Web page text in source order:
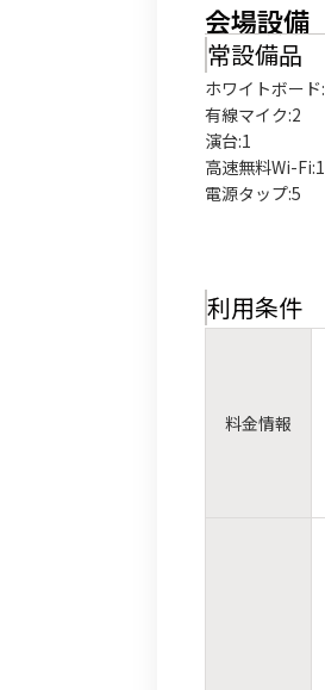
会場設備
常設備品
ホワイトボード:
有線マイク:2
演台:1
高速無料Wi-Fi:1
電源タップ:5
利用条件
料金情報